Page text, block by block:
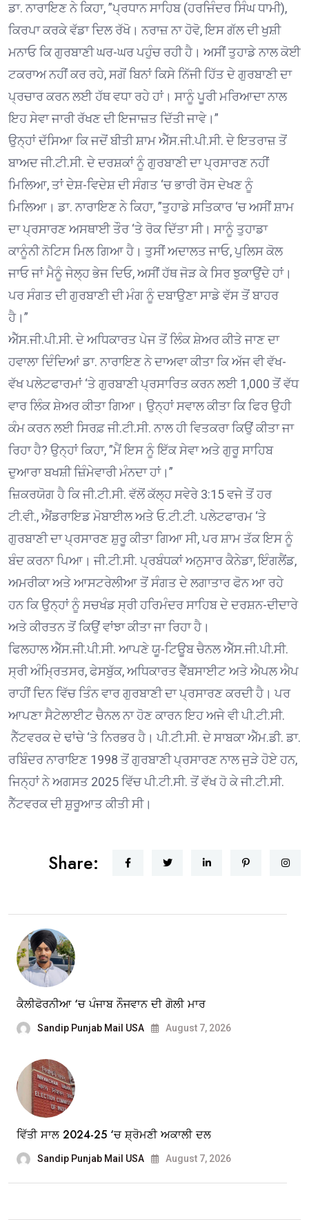
ਡਾ. ਨਾਰਾਇਣ ਨੇ ਕਿਹਾ, ”ਪ੍ਰਧਾਨ ਸਾਹਿਬ (ਹਰਜਿੰਦਰ ਸਿੰਘ ਧਾਮੀ),
ਕਿਰਪਾ ਕਰਕੇ ਵੱਡਾ ਦਿਲ ਰੱਖੋ। ਨਰਾਜ਼ ਨਾ ਹੋਵੋ, ਇਸ ਗੱਲ ਦੀ ਖੁਸ਼ੀ
ਮਨਾਓ ਕਿ ਗੁਰਬਾਣੀ ਘਰ-ਘਰ ਪਹੁੰਚ ਰਹੀ ਹੈ। ਅਸੀਂ ਤੁਹਾਡੇ ਨਾਲ ਕੋਈ
ਟਕਰਾਅ ਨਹੀਂ ਕਰ ਰਹੇ, ਸਗੋਂ ਬਿਨਾਂ ਕਿਸੇ ਨਿੱਜੀ ਹਿੱਤ ਦੇ ਗੁਰਬਾਣੀ ਦਾ
ਪ੍ਰਚਾਰ ਕਰਨ ਲਈ ਹੱਥ ਵਧਾ ਰਹੇ ਹਾਂ। ਸਾਨੂੰ ਪੂਰੀ ਮਰਿਆਦਾ ਨਾਲ
ਇਹ ਸੇਵਾ ਜਾਰੀ ਰੱਖਣ ਦੀ ਇਜਾਜ਼ਤ ਦਿੱਤੀ ਜਾਵੇ।”
ਉਨ੍ਹਾਂ ਦੱਸਿਆ ਕਿ ਜਦੋਂ ਬੀਤੀ ਸ਼ਾਮ ਐੱਸ.ਜੀ.ਪੀ.ਸੀ. ਦੇ ਇਤਰਾਜ਼ ਤੋਂ
ਬਾਅਦ ਜੀ.ਟੀ.ਸੀ. ਦੇ ਦਰਸ਼ਕਾਂ ਨੂੰ ਗੁਰਬਾਣੀ ਦਾ ਪ੍ਰਸਾਰਣ ਨਹੀਂ
ਮਿਲਿਆ, ਤਾਂ ਦੇਸ਼-ਵਿਦੇਸ਼ ਦੀ ਸੰਗਤ ‘ਚ ਭਾਰੀ ਰੋਸ ਦੇਖਣ ਨੂੰ
ਮਿਲਿਆ। ਡਾ. ਨਾਰਾਇਣ ਨੇ ਕਿਹਾ, ”ਤੁਹਾਡੇ ਸਤਿਕਾਰ ‘ਚ ਅਸੀਂ ਸ਼ਾਮ
ਦਾ ਪ੍ਰਸਾਰਣ ਅਸਥਾਈ ਤੌਰ ‘ਤੇ ਰੋਕ ਦਿੱਤਾ ਸੀ। ਸਾਨੂੰ ਤੁਹਾਡਾ
ਕਾਨੂੰਨੀ ਨੋਟਿਸ ਮਿਲ ਗਿਆ ਹੈ। ਤੁਸੀਂ ਅਦਾਲਤ ਜਾਓ, ਪੁਲਿਸ ਕੋਲ
ਜਾਓ ਜਾਂ ਮੈਨੂੰ ਜੇਲ੍ਹ ਭੇਜ ਦਿਓ, ਅਸੀਂ ਹੱਥ ਜੋੜ ਕੇ ਸਿਰ ਝੁਕਾਉਂਦੇ ਹਾਂ।
ਪਰ ਸੰਗਤ ਦੀ ਗੁਰਬਾਣੀ ਦੀ ਮੰਗ ਨੂੰ ਦਬਾਉਣਾ ਸਾਡੇ ਵੱਸ ਤੋਂ ਬਾਹਰ
ਹੈ।”
ਐੱਸ.ਜੀ.ਪੀ.ਸੀ. ਦੇ ਅਧਿਕਾਰਤ ਪੇਜ ਤੋਂ ਲਿੰਕ ਸ਼ੇਅਰ ਕੀਤੇ ਜਾਣ ਦਾ
ਹਵਾਲਾ ਦਿੰਦਿਆਂ ਡਾ. ਨਾਰਾਇਣ ਨੇ ਦਾਅਵਾ ਕੀਤਾ ਕਿ ਅੱਜ ਵੀ ਵੱਖ-
ਵੱਖ ਪਲੇਟਫਾਰਮਾਂ ‘ਤੇ ਗੁਰਬਾਣੀ ਪ੍ਰਸਾਰਿਤ ਕਰਨ ਲਈ 1,000 ਤੋਂ ਵੱਧ
ਵਾਰ ਲਿੰਕ ਸ਼ੇਅਰ ਕੀਤਾ ਗਿਆ। ਉਨ੍ਹਾਂ ਸਵਾਲ ਕੀਤਾ ਕਿ ਫਿਰ ਉਹੀ
ਕੰਮ ਕਰਨ ਲਈ ਸਿਰਫ਼ ਜੀ.ਟੀ.ਸੀ. ਨਾਲ ਹੀ ਵਿਤਕਰਾ ਕਿਉਂ ਕੀਤਾ ਜਾ
ਰਿਹਾ ਹੈ? ਉਨ੍ਹਾਂ ਕਿਹਾ, ”ਮੈਂ ਇਸ ਨੂੰ ਇੱਕ ਸੇਵਾ ਅਤੇ ਗੁਰੂ ਸਾਹਿਬ
ਦੁਆਰਾ ਬਖਸ਼ੀ ਜ਼ਿੰਮੇਵਾਰੀ ਮੰਨਦਾ ਹਾਂ।”
ਜ਼ਿਕਰਯੋਗ ਹੈ ਕਿ ਜੀ.ਟੀ.ਸੀ. ਵੱਲੋਂ ਕੱਲ੍ਹ ਸਵੇਰੇ 3:15 ਵਜੇ ਤੋਂ ਹਰ
ਟੀ.ਵੀ., ਐਂਡਰਾਇਡ ਮੋਬਾਈਲ ਅਤੇ ਓ.ਟੀ.ਟੀ. ਪਲੇਟਫਾਰਮ ‘ਤੇ
ਗੁਰਬਾਣੀ ਦਾ ਪ੍ਰਸਾਰਣ ਸ਼ੁਰੂ ਕੀਤਾ ਗਿਆ ਸੀ, ਪਰ ਸ਼ਾਮ ਤੱਕ ਇਸ ਨੂੰ
ਬੰਦ ਕਰਨਾ ਪਿਆ। ਜੀ.ਟੀ.ਸੀ. ਪ੍ਰਬੰਧਕਾਂ ਅਨੁਸਾਰ ਕੈਨੇਡਾ, ਇੰਗਲੈਂਡ,
ਅਮਰੀਕਾ ਅਤੇ ਆਸਟਰੇਲੀਆ ਤੋਂ ਸੰਗਤ ਦੇ ਲਗਾਤਾਰ ਫੋਨ ਆ ਰਹੇ
ਹਨ ਕਿ ਉਨ੍ਹਾਂ ਨੂੰ ਸਚਖੰਡ ਸ੍ਰੀ ਹਰਿਮੰਦਰ ਸਾਹਿਬ ਦੇ ਦਰਸ਼ਨ-ਦੀਦਾਰੇ
ਅਤੇ ਕੀਰਤਨ ਤੋਂ ਕਿਉਂ ਵਾਂਝਾ ਕੀਤਾ ਜਾ ਰਿਹਾ ਹੈ।
ਫਿਲਹਾਲ ਐੱਸ.ਜੀ.ਪੀ.ਸੀ. ਆਪਣੇ ਯੂ-ਟਿਊਬ ਚੈਨਲ ਐੱਸ.ਜੀ.ਪੀ.ਸੀ.
ਸ੍ਰੀ ਅੰਮ੍ਰਿਤਸਰ, ਫੇਸਬੁੱਕ, ਅਧਿਕਾਰਤ ਵੈੱਬਸਾਈਟ ਅਤੇ ਐਪਲ ਐਪ
ਰਾਹੀਂ ਦਿਨ ਵਿੱਚ ਤਿੰਨ ਵਾਰ ਗੁਰਬਾਣੀ ਦਾ ਪ੍ਰਸਾਰਣ ਕਰਦੀ ਹੈ। ਪਰ
ਆਪਣਾ ਸੈਟੇਲਾਈਟ ਚੈਨਲ ਨਾ ਹੋਣ ਕਾਰਨ ਇਹ ਅਜੇ ਵੀ ਪੀ.ਟੀ.ਸੀ.
ਨੈੱਟਵਰਕ ਦੇ ਢਾਂਚੇ ‘ਤੇ ਨਿਰਭਰ ਹੈ। ਪੀ.ਟੀ.ਸੀ. ਦੇ ਸਾਬਕਾ ਐੱਮ.ਡੀ. ਡਾ.
ਰਬਿੰਦਰ ਨਾਰਾਇਣ 1998 ਤੋਂ ਗੁਰਬਾਣੀ ਪ੍ਰਸਾਰਣ ਨਾਲ ਜੁੜੇ ਹੋਏ ਹਨ,
ਜਿਨ੍ਹਾਂ ਨੇ ਅਗਸਤ 2025 ਵਿੱਚ ਪੀ.ਟੀ.ਸੀ. ਤੋਂ ਵੱਖ ਹੋ ਕੇ ਜੀ.ਟੀ.ਸੀ.
ਨੈੱਟਵਰਕ ਦੀ ਸ਼ੁਰੂਆਤ ਕੀਤੀ ਸੀ।
Share:
ਕੈਲੀਫੋਰਨੀਆ ‘ਚ ਪੰਜਾਬ ਨੌਜਵਾਨ ਦੀ ਗੋਲੀ ਮਾਰ
Sandip Punjab Mail USA August 7, 2026
ਵਿੱਤੀ ਸਾਲ 2024-25 ‘ਚ ਸ਼੍ਰੋਮਣੀ ਅਕਾਲੀ ਦਲ
Sandip Punjab Mail USA August 7, 2026